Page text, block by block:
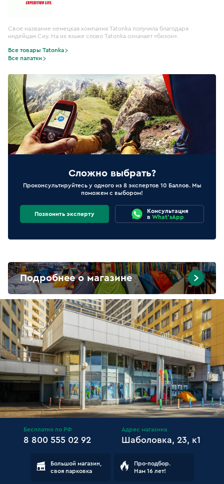
Свое название немецкая компания Tatonka получила благодаря
индейцам Сиу. На их языке слово Tatonka означает «бизон».
Все товары Tatonka
Все палатки
Сложно выбрать?
Проконсультируйтесь у одного из 8 экспертов 10 Баллов. Мы
поможем с выбором!
Позвонить эксперту
Консультация
в What'sApp
Подробнее о магазине
Бесплатно по РФ
8 800 555 02 92
Адрес магазина
Шаболовка, 23, к1
Большой магазин,
своя парковка
Про-подбор.
Нам 16 лет!